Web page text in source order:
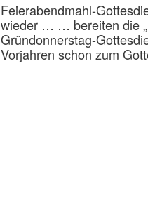
Feierabendmahl-
wieder … … bereiten die
Gründonnerstag-
Vorjahren schon zum